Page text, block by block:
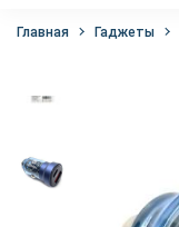
Главная Гаджеты